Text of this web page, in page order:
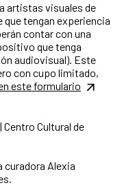
artistas visuales de
que tengan experiencia
contar con una
que tenga
audiovisual). Este
con cupo limitado,
este formulario
Centro Cultural de
curadora Alexia